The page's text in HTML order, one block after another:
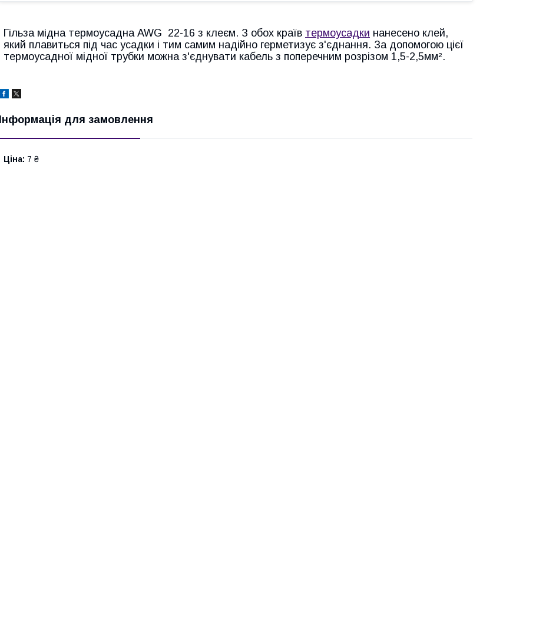
Гільза мідна термоусадна AWG 22-16 з клеєм. З обох країв термоусадки нанесено клей,
який плавиться під час усадки і тим самим надійно герметизує з'єднання. За допомогою цієї
термоусадної мідної трубки можна з'єднувати кабель з поперечним розрізом 1,5-2,5мм².
Інформація для замовлення
Ціна: 7 ₴